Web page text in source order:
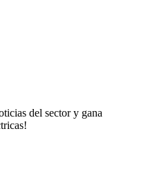
del sector y gana